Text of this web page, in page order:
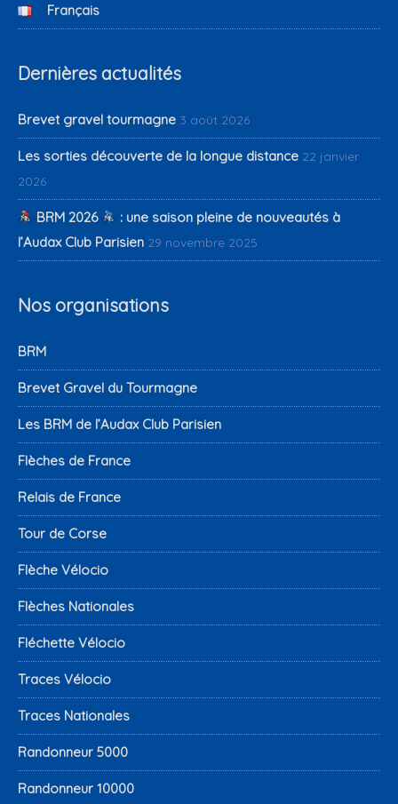
Français
Dernières actualités
Brevet gravel tourmagne 3 août 2026
Les sorties découverte de la longue distance 22 janvier
2026
BRM 2026
: une saison pleine de nouveautés à
l’Audax Club Parisien 29 novembre 2025
Nos organisations
BRM
Brevet Gravel du Tourmagne
Les BRM de l’Audax Club Parisien
Flèches de France
Relais de France
Tour de Corse
Flèche Vélocio
Flèches Nationales
Fléchette Vélocio
Traces Vélocio
Traces Nationales
Randonneur 5000
Randonneur 10000